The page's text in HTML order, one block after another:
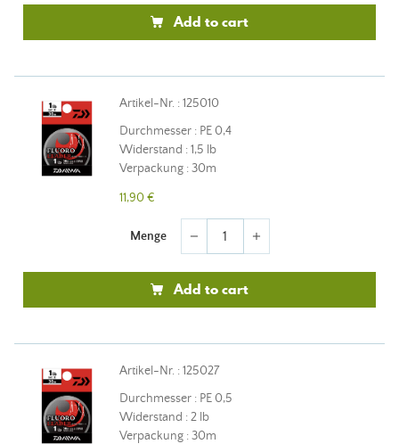
Add to cart
Artikel-Nr. : 125010
Durchmesser : PE 0,4
Widerstand : 1,5 lb
Verpackung : 30m
11,90 €
Menge remove add
Add to cart
Artikel-Nr. : 125027
Durchmesser : PE 0,5
Widerstand : 2 lb
Verpackung : 30m